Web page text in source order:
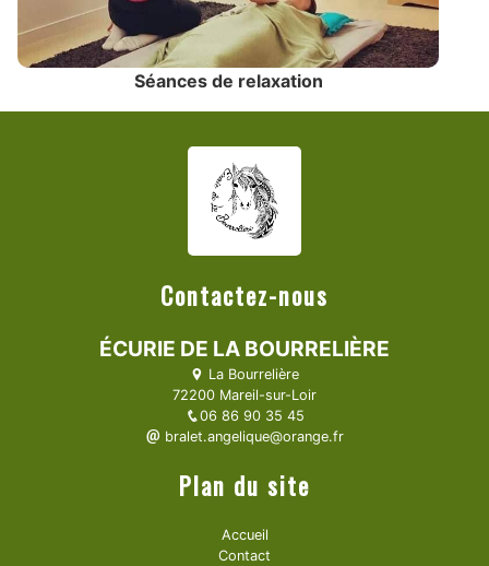
Séances de relaxation
Contactez-nous
ÉCURIE DE LA BOURRELIÈRE
La Bourrelière
72200 Mareil-sur-Loir
06 86 90 35 45
bralet.angelique@orange.fr
Plan du site
Accueil
Contact